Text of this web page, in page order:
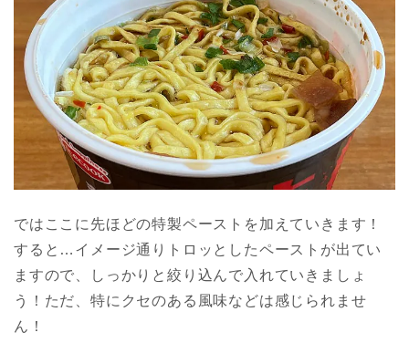
ではここに先ほどの特製ペーストを加えていきます！
すると…イメージ通りトロッとしたペーストが出てい
ますので、しっかりと絞り込んで入れていきましょ
う！ただ、特にクセのある風味などは感じられませ
ん！